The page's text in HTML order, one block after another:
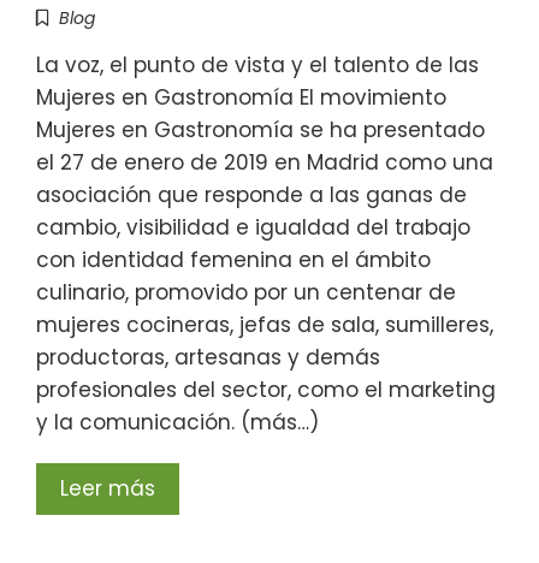
Blog
La voz, el punto de vista y el talento de las
Mujeres en Gastronomía El movimiento
Mujeres en Gastronomía se ha presentado
el 27 de enero de 2019 en Madrid como una
asociación que responde a las ganas de
cambio, visibilidad e igualdad del trabajo
con identidad femenina en el ámbito
culinario, promovido por un centenar de
mujeres cocineras, jefas de sala, sumilleres,
productoras, artesanas y demás
profesionales del sector, como el marketing
y la comunicación. (más…)
Leer más